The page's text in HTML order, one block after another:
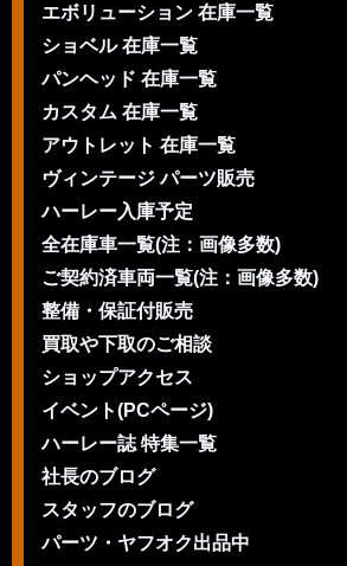
エボリューション 在庫一覧
ショベル 在庫一覧
パンヘッド 在庫一覧
カスタム 在庫一覧
アウトレット 在庫一覧
ヴィンテージ パーツ販売
ハーレー入庫予定
全在庫車一覧(注：画像多数)
ご契約済車両一覧(注：画像多数)
整備・保証付販売
買取や下取のご相談
ショップアクセス
イベント(PCページ)
ハーレー誌 特集一覧
社長のブログ
スタッフのブログ
パーツ・ヤフオク出品中